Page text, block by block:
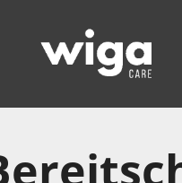
Inhalt
springen